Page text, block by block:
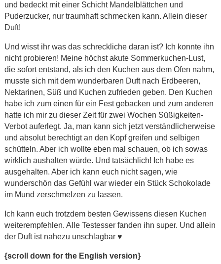
und bedeckt mit einer Schicht Mandelblättchen und
Puderzucker, nur traumhaft schmecken kann. Allein dieser
Duft!
Und wisst ihr was das schreckliche daran ist? Ich konnte ihn
nicht probieren! Meine höchst akute Sommerkuchen-Lust,
die sofort entstand, als ich den Kuchen aus dem Ofen nahm,
musste sich mit dem wunderbaren Duft nach Erdbeeren,
Nektarinen, Süß und Kuchen zufrieden geben. Den Kuchen
habe ich zum einen für ein Fest gebacken und zum anderen
hatte ich mir zu dieser Zeit für zwei Wochen Süßigkeiten-
Verbot auferlegt. Ja, man kann sich jetzt verständlicherweise
und absolut berechtigt an den Kopf greifen und selbigen
schütteln. Aber ich wollte eben mal schauen, ob ich sowas
wirklich aushalten würde. Und tatsächlich! Ich habe es
ausgehalten. Aber ich kann euch nicht sagen, wie
wunderschön das Gefühl war wieder ein Stück Schokolade
im Mund zerschmelzen zu lassen.
Ich kann euch trotzdem besten Gewissens diesen Kuchen
weiterempfehlen. Alle Testesser fanden ihn super. Und allein
der Duft ist nahezu unschlagbar ♥
{scroll down for the English version}